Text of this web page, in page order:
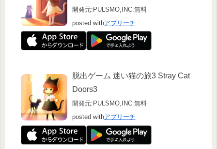
開発元: PULSMO,INC. 無料
posted withアプリーチ
脱出ゲーム 迷い猫の旅3 Stray Cat
Doors3
開発元: PULSMO,INC.無料
posted withアプリーチ